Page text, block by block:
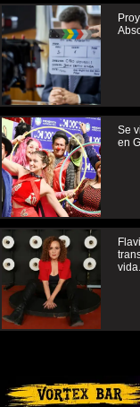
Se
en
vida.